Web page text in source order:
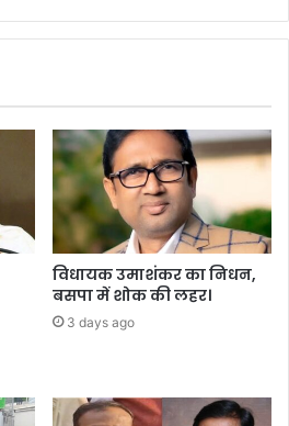
विधायक उमाशंकर का निधन,
बसपा में शोक की लहर।
3 days ago